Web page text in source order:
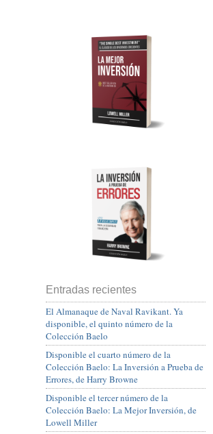
Entradas recientes
El Almanaque de Naval Ravikant. Ya
disponible, el quinto número de la
Colección Baelo
Disponible el cuarto número de la
Colección Baelo: La Inversión a Prueba de
Errores, de Harry Browne
Disponible el tercer número de la
Colección Baelo: La Mejor Inversión, de
Lowell Miller